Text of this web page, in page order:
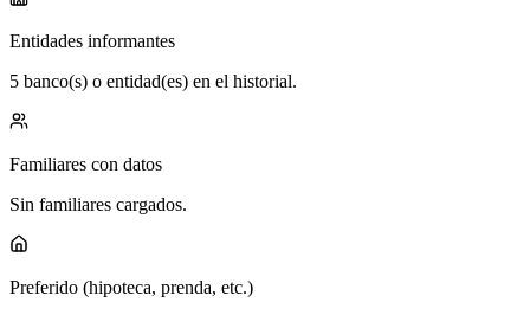
Entidades informantes
5 banco(s) o entidad(es) en el historial.
Familiares con datos
Sin familiares cargados.
Preferido (hipoteca, prenda, etc.)